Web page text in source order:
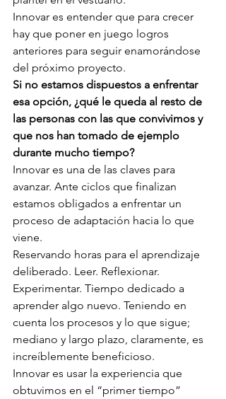
Innovar es entender que para crecer
hay que poner en juego logros
anteriores para seguir enamorándose
del próximo proyecto.
Si no estamos dispuestos a enfrentar
esa opción, ¿qué le queda al resto de
las personas con las que convivimos y
que nos han tomado de ejemplo
durante mucho tiempo?
Innovar es una de las claves para
avanzar. Ante ciclos que finalizan
estamos obligados a enfrentar un
proceso de adaptación hacia lo que
viene.
Reservando horas para el aprendizaje
deliberado. Leer. Reflexionar.
Experimentar. Tiempo dedicado a
aprender algo nuevo. Teniendo en
cuenta los procesos y lo que sigue;
mediano y largo plazo, claramente, es
increíblemente beneficioso.
Innovar es usar la experiencia que
obtuvimos en el “primer tiempo”